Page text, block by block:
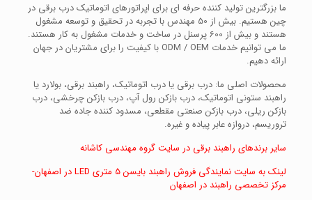
ما بزرگترین تولید کننده حرفه ای برای اپراتورهای اتوماتیک درب برقی در
چین هستیم. بیش از 50 مهندس با تجربه در تحقیق و توسعه مشغول
هستند و بیش از 600 پرسنل در ساخت و خدمات مشغول به کار هستند.
ما می توانیم خدمات ODM / OEM با کیفیت را برای مشتریان در جهان
ارائه دهیم.
محصولات اصلی ما: درب برقی یا درب اتوماتیک، راهبند برقی، بولارد یا
راهبند ستونی اتوماتیک، درب بازکن رول آپ، درب بازکن چرخشی، درب
بازکن ریلی، درب بازکن صنعتی مقطعی، مسدود کننده جاده ضد
تروریسم، دروازه عابر پیاده و غیره.
سایر برندهای راهبند برقی در سایت گروه مهندسی کاشانه
لینک به سایت نمایندگی فروش راهبند بایسن 5 متری LED در اصفهان-
مرکز تخصصی راهبند در اصفهان